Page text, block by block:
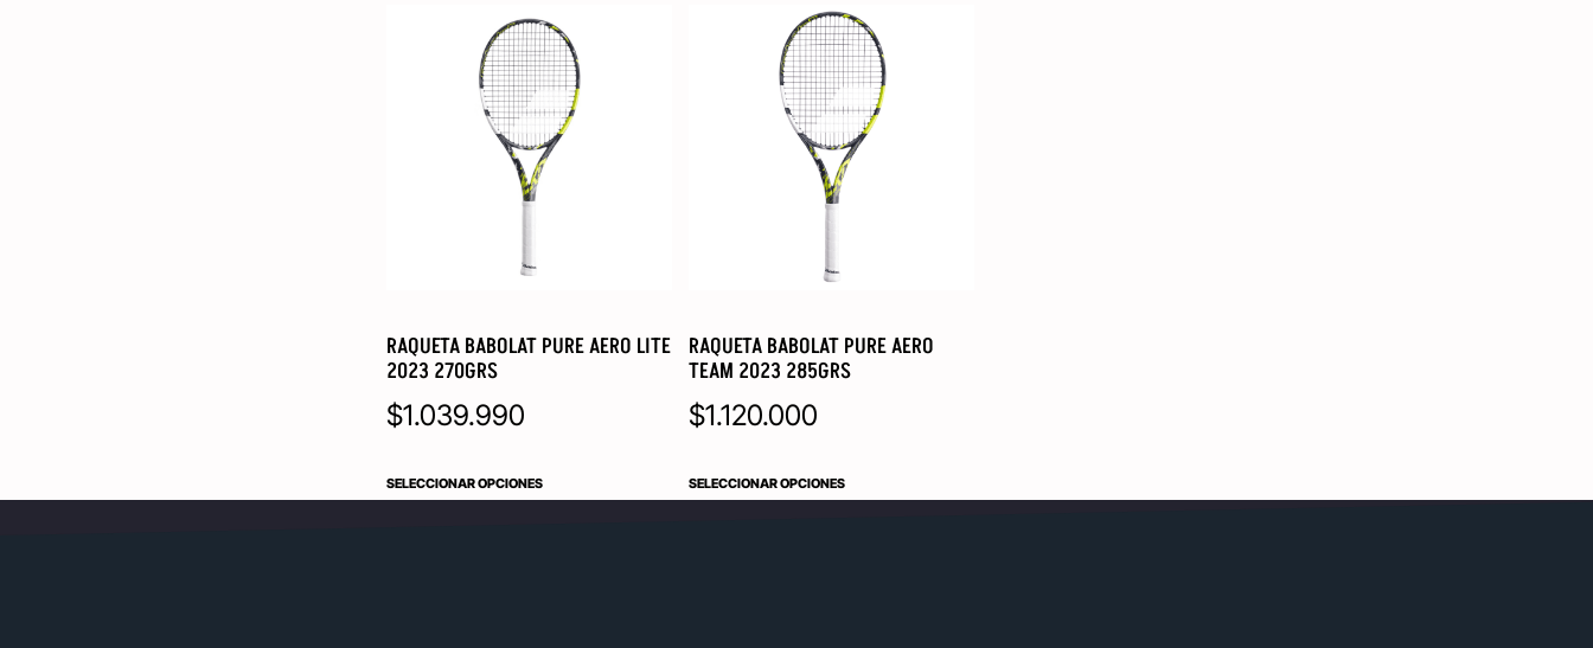
RAQUETA BABOLAT PURE AERO LITE
2023 270GRS
$1.039.990
SELECCIONAR OPCIONES
RAQUETA BABOLAT PURE AERO
TEAM 2023 285GRS
$1.120.000
SELECCIONAR OPCIONES